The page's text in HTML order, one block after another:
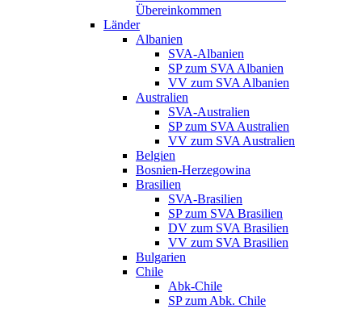
Übereinkommen
Länder
Albanien
SVA-Albanien
SP zum SVA Albanien
VV zum SVA Albanien
Australien
SVA-Australien
SP zum SVA Australien
VV zum SVA Australien
Belgien
Bosnien-Herzegowina
Brasilien
SVA-Brasilien
SP zum SVA Brasilien
DV zum SVA Brasilien
VV zum SVA Brasilien
Bulgarien
Chile
Abk-Chile
SP zum Abk. Chile